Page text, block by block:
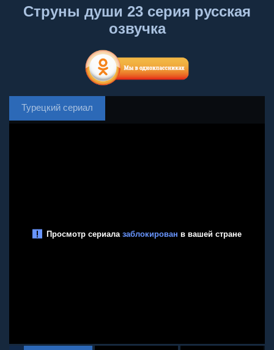
Струны души 23 серия русская
озвучка
Турецкий сериал